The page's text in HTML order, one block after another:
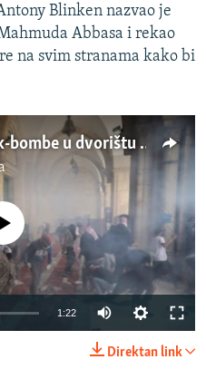
Blinken nazvao je
Abbasa i rekao
na svim stranama kako bi
Jerusalem: Suzavac i šok-bombe u dvorištu džamije
currently available
1:22
Direktan link